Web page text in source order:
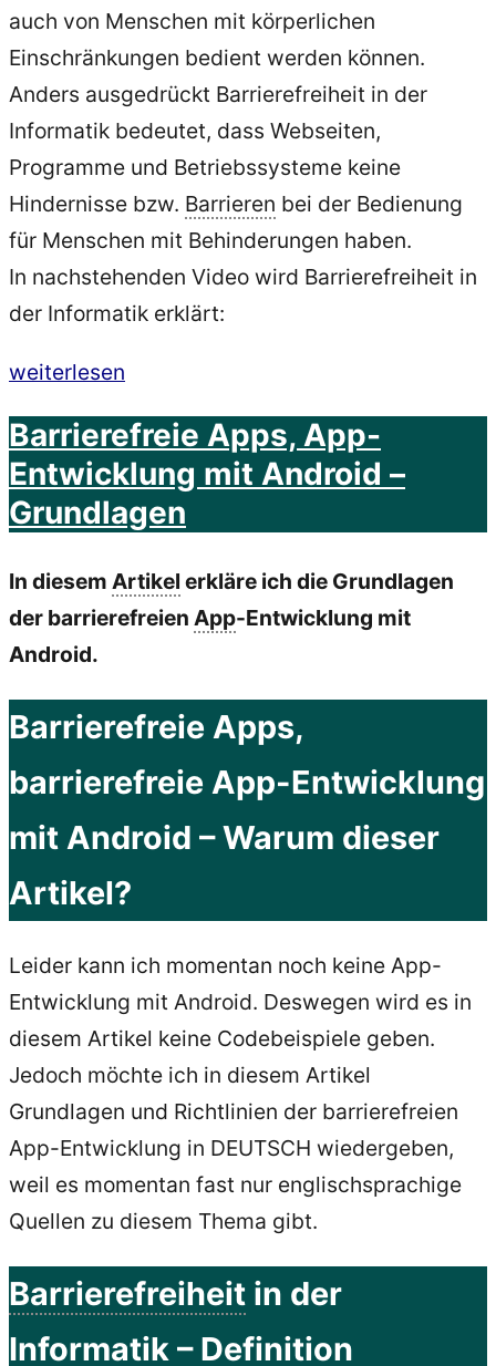
auch von Menschen mit körperlichen
Einschränkungen bedient werden können.
Anders ausgedrückt Barrierefreiheit in der
Informatik bedeutet, dass Webseiten,
Programme und Betriebssysteme keine
Hindernisse bzw. Barrieren bei der Bedienung
für Menschen mit Behinderungen haben.
In nachstehenden Video wird Barrierefreiheit in
der Informatik erklärt:
„Accessibility
–
Android
Apps
Barrierefreiheit
testen“
weiterlesen
Barrierefreie Apps, App-
Entwicklung mit Android –
Grundlagen
In diesem Artikel erkläre ich die Grundlagen
der barrierefreien App-Entwicklung mit
Android.
Barrierefreie Apps,
barrierefreie App-Entwicklung
mit Android – Warum dieser
Artikel?
Leider kann ich momentan noch keine App-
Entwicklung mit Android. Deswegen wird es in
diesem Artikel keine Codebeispiele geben.
Jedoch möchte ich in diesem Artikel
Grundlagen und Richtlinien der barrierefreien
App-Entwicklung in DEUTSCH wiedergeben,
weil es momentan fast nur englischsprachige
Quellen zu diesem Thema gibt.
Barrierefreiheit in der
Informatik – Definition